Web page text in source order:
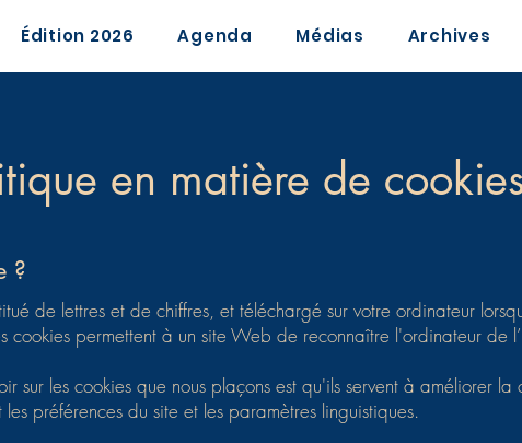
Édition 2026 Agenda Médias Archives
en matière de
?
de lettres et de chiffres, et téléchargé sur votre ordinateur
cookies permettent à un site Web de reconnaître l'ordinateur de
sur les cookies que nous plaçons est qu'ils servent à améliorer
préférences du site et les paramètres linguistiques.